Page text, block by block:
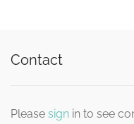
Contact
Please sign in to see